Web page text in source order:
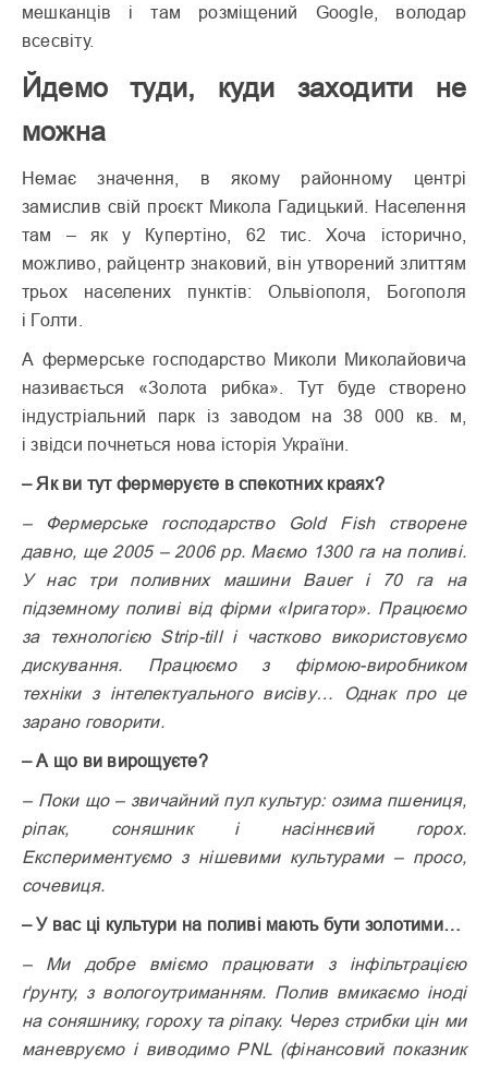
мешканців і там розміщений Google, володар
всесвіту.
Йдемо туди, куди заходити не
можна
Немає значення, в якому районному центрі
замислив свій проєкт Микола Гадицький. Населення
там – як у Купертіно, 62 тис. Хоча історично,
можливо, райцентр знаковий, він утворений злиттям
трьох населених пунктів: Ольвіополя, Богополя
і Голти.
А фермерське господарство Миколи Миколайовича
називається «Золота рибка». Тут буде створено
індустріальний парк із заводом на 38 000 кв. м,
і звідси поч­неться нова історія України.
– Як ви тут фермеруєте в спекотних краях?
– Фермерське господарство Gold Fish створене
давно, ще 2005 – 2006 рр. Маємо 1300 га на поливі.
У нас три поливних машини Bauer і 70 га на
підземному поливі від фірми «Іригатор». Працюємо
за технологією Strip-tіll і частково використовуємо
дискування. Працюємо з фірмою-виробником
техніки з інтелектуального висіву… Однак про це
зарано говорити.
– А що ви вирощуєте?
– Поки що – звичайний пул культур: озима пшениця,
ріпак, соняшник і насіннєвий горох.
Експериментуємо з нішевими культурами – просо,
сочевиця.
– У вас ці культури на поливі мають бути золотими…
– Ми добре вміємо працювати з інфільтрацією
ґрунту, з волого­утриманням. Полив вмикаємо іноді
на соняшнику, гороху та ріпаку. Через стрибки цін ми
маневруємо і виводимо PNL (фінансовий показник